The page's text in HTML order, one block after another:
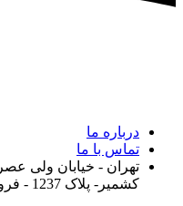
درباره ما
تماس با ما
تهران - خیابان ولی
کشمیر- پلاک 1237 - فروشگاه امین تجارت آریان (امین طب)